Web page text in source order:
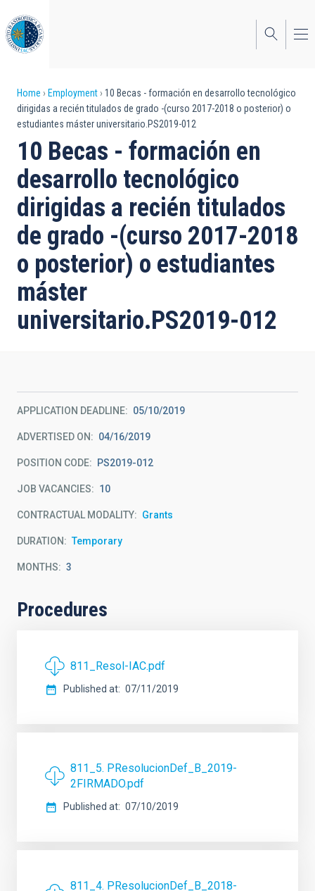
to
main
content
Breadcrumb
Home Employment
10 Becas - formación en desarrollo tecnológico
dirigidas a recién titulados de grado -(curso 2017-2018 o posterior) o
estudiantes máster universitario.PS2019-012
10 Becas - formación en
desarrollo tecnológico
dirigidas a recién titulados
de grado -(curso 2017-2018
o posterior) o estudiantes
máster
universitario.PS2019-012
APPLICATION DEADLINE 05/10/2019
ADVERTISED ON 04/16/2019
POSITION CODE PS2019-012
JOB VACANCIES 10
CONTRACTUAL MODALITY Grants
DURATION Temporary
MONTHS 3
Procedures
811_Resol-IAC.pdf
Published at 07/11/2019
811_5. PResolucionDef_B_2019-
2FIRMADO.pdf
Published at 07/10/2019
811_4. PResolucionDef_B_2018-